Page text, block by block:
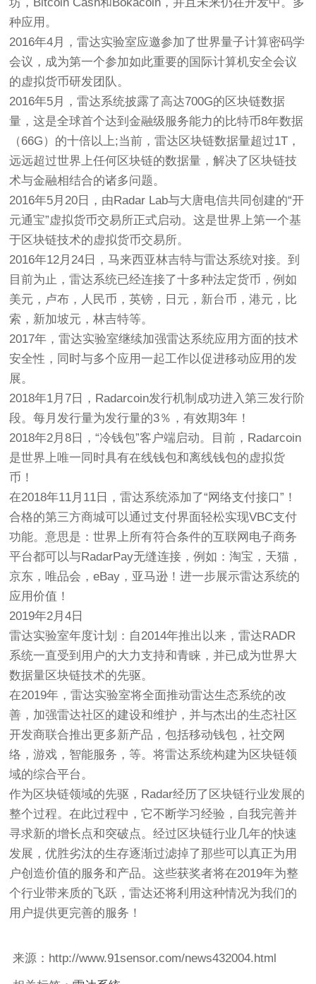
坊，Bitcoin Cash和Bokacoin，并且未来仍在开发中。多
种应用。
2016年4月，雷达实验室应邀参加了世界量子计算密码学
会议，成为第一个参加如此重要的国际计算机安全会议
的虚拟货币研发团队。
2016年5月，雷达系统披露了高达700G的区块链数据
量，这是全球首个达到金融级服务能力的比特币8年数据
（66G）的十倍以上;当前，雷达区块链数据量超过1T，
远远超过世界上任何区块链的数据量，解决了区块链技
术与金融相结合的诸多问题。
2016年5月20日，由Radar Lab与大唐电信共同创建的“开
元通宝”虚拟货币交易所正式启动。这是世界上第一个基
于区块链技术的虚拟货币交易所。
2016年12月24日，马来西亚林吉特与雷达系统对接。到
目前为止，雷达系统已经连接了十多种法定货币，例如
美元，卢布，人民币，英镑，日元，新台币，港元，比
索，新加坡元，林吉特等。
2017年，雷达实验室继续加强雷达系统应用方面的技术
安全性，同时与多个应用一起工作以促进移动应用的发
展。
2018年1月7日，Radarcoin发行机制成功进入第三发行阶
段。每月发行量为发行量的3％，有效期3年！
2018年2月8日，“冷钱包”客户端启动。目前，Radarcoin
是世界上唯一同时具有在线钱包和离线钱包的虚拟货
币！
在2018年11月11日，雷达系统添加了“网络支付接口”！
合格的第三方商城可以通过支付界面轻松实现VBC支付
功能。意思是：世界上所有符合条件的互联网电子商务
平台都可以与RadarPay无缝连接，例如：淘宝，天猫，
京东，唯品会，eBay，亚马逊！进一步展示雷达系统的
应用价值！
2019年2月4日
雷达实验室年度计划：自2014年推出以来，雷达RADR
系统一直受到用户的大力支持和青睐，并已成为世界大
数据量区块链技术的先驱。
在2019年，雷达实验室将全面推动雷达生态系统的改
善，加强雷达社区的建设和维护，并与杰出的生态社区
开发商联合推出更多新产品，包括移动钱包，社交网
络，游戏，智能服务，等。将雷达系统构建为区块链领
域的综合平台。
作为区块链领域的先驱，Radar经历了区块链行业发展的
整个过程。在此过程中，它不断学习经验，自我完善并
寻求新的增长点和突破点。经过区块链行业几年的快速
发展，优胜劣汰的生存逐渐过滤掉了那些可以真正为用
户创造价值的服务和产品。这些获奖者将在2019年为整
个行业带来质的飞跃，雷达还将利用这种情况为我们的
用户提供更完善的服务！
来源：http://www.91sensor.com/news432004.html